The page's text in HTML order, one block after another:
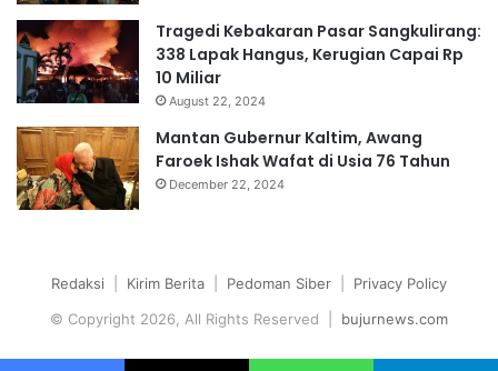
Tragedi Kebakaran Pasar Sangkulirang:
338 Lapak Hangus, Kerugian Capai Rp
10 Miliar
August 22, 2024
Mantan Gubernur Kaltim, Awang
Faroek Ishak Wafat di Usia 76 Tahun
December 22, 2024
Redaksi Kirim Berita Pedoman Siber
Privacy Policy
© Copyright 2026, All Rights Reserved | bujurnews.com